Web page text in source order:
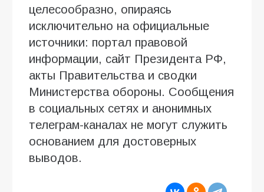
целесообразно, опираясь
исключительно на официальные
источники: портал правовой
информации, сайт Президента РФ,
акты Правительства и сводки
Министерства обороны. Сообщения
в социальных сетях и анонимных
телеграм-каналах не могут служить
основанием для достоверных
выводов.